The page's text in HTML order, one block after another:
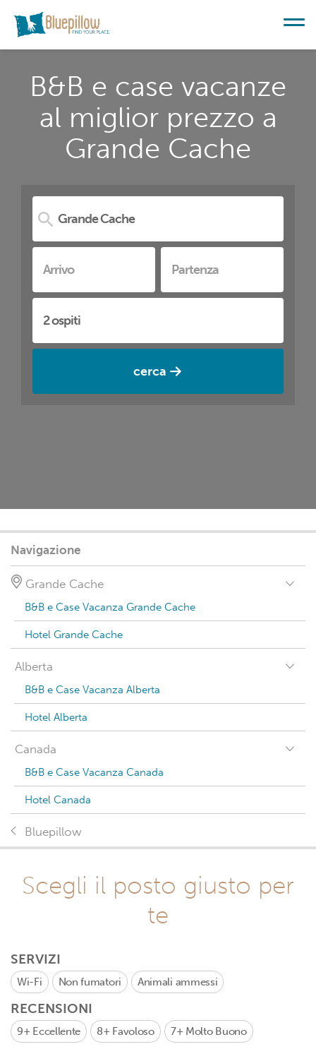
B&B e case vacanze
al miglior prezzo a
Grande Cache
cerca
Navigazione
Grande Cache
B&B e Case Vacanza Grande Cache
Hotel Grande Cache
Alberta
B&B e Case Vacanza Alberta
Hotel Alberta
Canada
B&B e Case Vacanza Canada
Hotel Canada
Bluepillow
Scegli il posto giusto per
te
SERVIZI
Wi-Fi Non fumatori Animali ammessi
RECENSIONI
9+ Eccellente 8+ Favoloso 7+ Molto Buono